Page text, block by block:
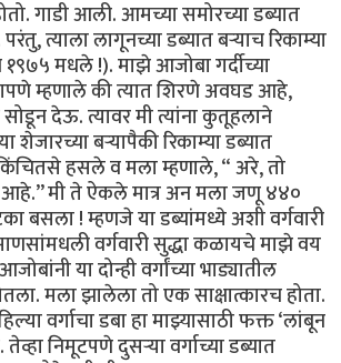
गाडी आली. आमच्या समोरच्या डब्यात
परंतु, त्याला लागूनच्या डब्यात बऱ्याच रिकाम्या
१९७५ मधले !). माझे आजोबा गर्दीच्या
म्हणाले की त्यात शिरणे अवघड आहे,
देऊ. त्यावर मी त्यांना कुतूहलाने
बऱ्यापैकी रिकाम्या डब्यात
हसले व मला म्हणाले, “ अरे, तो
आहे.’’ मी ते ऐकले मात्र अन मला जणू ४४०
बसला ! म्हणजे या डब्यांमध्ये अशी वर्गवारी
वर्गवारी सुद्धा कळायचे माझे वय
या दोन्ही वर्गांच्या भाड्यातील
मला झालेला तो एक साक्षात्कारच होता.
वर्गाचा डबा हा माझ्यासाठी फक्त ‘लांबून
तेव्हा निमूटपणे दुसऱ्या वर्गाच्या डब्यात